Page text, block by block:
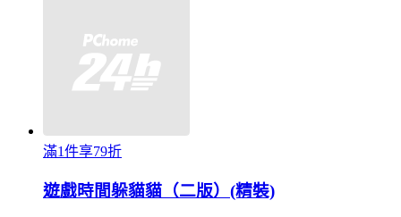
滿1件享79折
遊戲時間躲貓貓（二版）(精裝)